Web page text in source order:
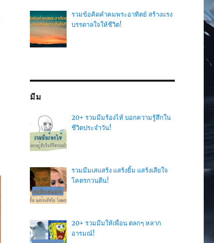
รวมข้อคิดคำคมพระอาทิตย์ สร้างแรง
บรรดาลใจให้ชีวิต!
มีม
20+ รวมมีมร้องไห้ บอกความรู้สึกใน
ชีวิตประจำวัน!
รวมมีมเสแสร้ง แสร้งยิ้ม แสร้งเสียใจ
โคตรกวนตีน!
20+ รวมมีมให้เพื่อน ตลกๆ หลาก
อารมณ์!